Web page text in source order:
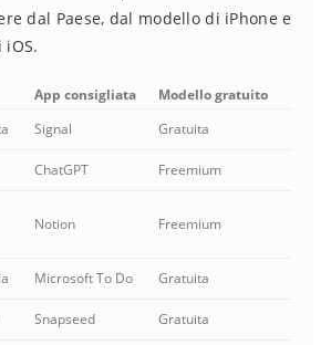
dal Paese, dal modello di iPhone e
App consigliata
Modello gratuito
Signal Gratuita
ChatGPT Freemium
Notion Freemium
Microsoft To Do Gratuita
Snapseed Gratuita